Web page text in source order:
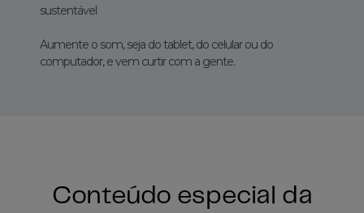
sustentável
Aumente o som, seja do tablet, do celular ou do
computador, e vem curtir com a gente.
Conteúdo especial da